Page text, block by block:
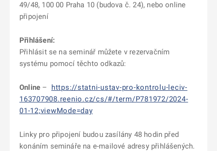
49/48, 100 00 Praha 10 (budova č. 24), nebo online
připojení
Přihlášení:
Přihlásit se na seminář můžete v rezervačním
systému pomocí těchto odkazů:
Online – https://statni-ustav-pro-kontrolu-leciv-
163707908.reenio.cz/cs/#/term/P781972/2024-
01-12;viewMode=day
Linky pro připojení budou zasílány 48 hodin před
konáním semináře na e-mailové adresy přihlášených.